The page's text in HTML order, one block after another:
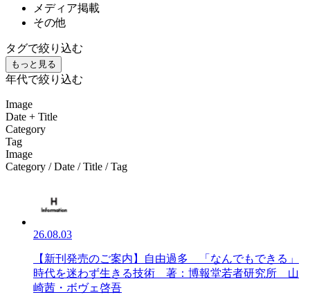
メディア掲載
その他
タグで絞り込む
もっと見る
年代で絞り込む
Image
Date + Title
Category
Tag
Image
Category / Date / Title / Tag
26.08.03
【新刊発売のご案内】自由過多 「なんでもできる」
時代を迷わず生きる技術 著：博報堂若者研究所 山
崎茜・ボヴェ啓吾